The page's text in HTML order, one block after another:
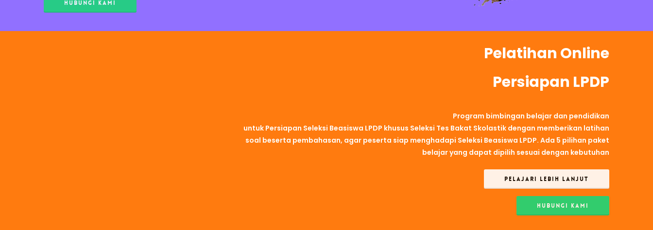
HUBUNGI KAMI
Pelatihan Online
Persiapan LPDP
Program bimbingan belajar dan pendidikan
untuk Persiapan Seleksi Beasiswa LPDP khusus Seleksi Tes Bakat Skolastik dengan memberikan latihan
soal beserta pembahasan, agar peserta siap menghadapi Seleksi Beasiswa LPDP. Ada 5 pilihan paket
belajar yang dapat dipilih sesuai dengan kebutuhan
PELAJARI LEBIH LANJUT
HUBUNGI KAMI